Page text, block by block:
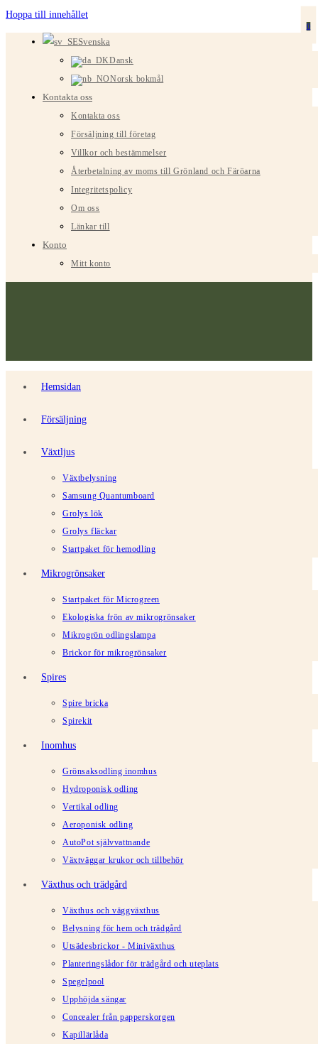
Hoppa till innehållet
Svenska
Dansk
Norsk bokmål
Kontakta oss
Kontakta oss
Försäljning till företag
Villkor och bestämmelser
Återbetalning av moms till Grönland och Färöarna
Integritetspolicy
Om oss
Länkar till
Konto
Mitt konto
Hemsidan
Försäljning
Växtljus
Växtbelysning
Samsung Quantumboard
Grolys lök
Grolys fläckar
Startpaket för hemodling
Mikrogrönsaker
Startpaket för Microgreen
Ekologiska frön av mikrogrönsaker
Mikrogrön odlingslampa
Brickor för mikrogrönsaker
Spires
Spire bricka
Spirekit
Inomhus
Grönsaksodling inomhus
Hydroponisk odling
Vertikal odling
Aeroponisk odling
AutoPot självvattnande
Växtväggar krukor och tillbehör
Växthus och trädgård
Växthus och väggväxthus
Belysning för hem och trädgård
Utsädesbrickor - Miniväxthus
Planteringslådor för trädgård och uteplats
Spegelpool
Upphöjda sängar
Concealer från papperskorgen
Kapillärlåda
0